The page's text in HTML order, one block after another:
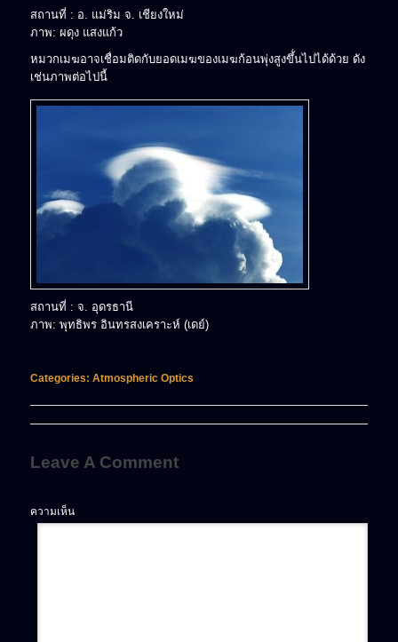
สถานที่ : อ. แม่ริม จ. เชียงใหม่
ภาพ: ผดุง แสงแก้ว
หมวกเมฆอาจเชื่อมติดกับยอดเมฆของเมฆก้อนพุ่งสูงขึ้่นไปได้ด้วย ดัง
เช่นภาพต่อไปนี้
สถานที่ : จ. อุดรธานี
ภาพ: พุทธิพร อินทรสงเคราะห์ (เดย์)
Categories: Atmospheric Optics
Leave A Comment
ความเห็น